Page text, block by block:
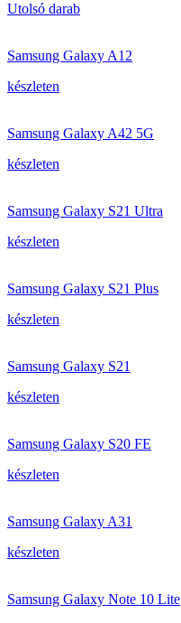
Utolsó darab
Samsung Galaxy A12
készleten
Samsung Galaxy A42 5G
készleten
Samsung Galaxy S21 Ultra
készleten
Samsung Galaxy S21 Plus
készleten
Samsung Galaxy S21
készleten
Samsung Galaxy S20 FE
készleten
Samsung Galaxy A31
készleten
Samsung Galaxy Note 10 Lite